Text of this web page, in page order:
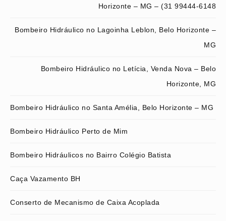
Horizonte – MG – (31 99444-6148
Bombeiro Hidráulico no Lagoinha Leblon, Belo Horizonte –
MG
Bombeiro Hidráulico no Letícia, Venda Nova – Belo
Horizonte, MG
Bombeiro Hidráulico no Santa Amélia, Belo Horizonte – MG
Bombeiro Hidráulico Perto de Mim
Bombeiro Hidráulicos no Bairro Colégio Batista
Caça Vazamento BH
Conserto de Mecanismo de Caixa Acoplada